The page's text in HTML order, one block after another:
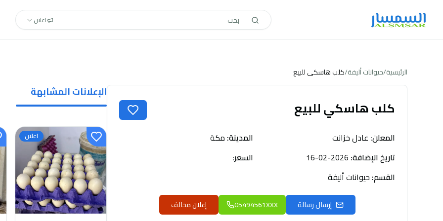
اعلان
الرئيسية/حيوانات أليفة/كلب هاسكي للبيع
كلب هاسكي للبيع
المعلن: عادل خزانت المدينة: مكة
تاريخ الإضافة:
2026-02-16 السعر:
القسم: حيوانات أليفة
إرسال رسالة 05494561XXX إعلان مخالف
الإعلانات المشابهة
اعلان